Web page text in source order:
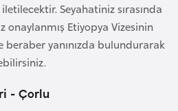
Seyahatiniz sırasında
Etiyopya Vizesinin
beraber yanınızda bulundurarak
- Çorlu